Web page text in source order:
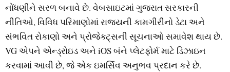
નોંધણીને સરળ બનાવે છે. વેબસાઇટમાં ગુજરાત સરકારની
નીતિઓ, વિવિધ પરિમાણોમાં રાજ્યની કામગીરીનો ડેટા અને
સંભવિત રોકાણો અને પ્રોજેક્ટ્સની સૂચનાઓ સમાવેશ થાય છે.
VG એપને એન્ડ્રોઇડ અને iOS બંને પ્લેટફોર્મ માટે ડિઝાઇન
કરવામાં આવી છે, જે એક ઇમર્સિવ અનુભવ પ્રદાન કરે છે.